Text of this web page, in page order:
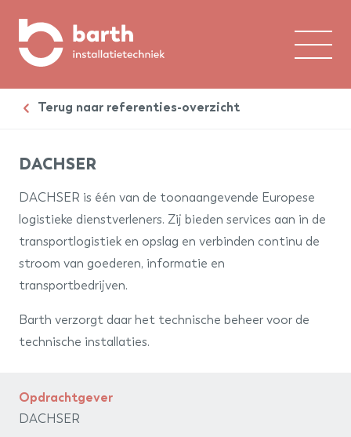
Home
Branches
Referenties
Werken bij
installatiegroep
Terug naar referenties-overzicht
DACHSER
DACHSER is één van de toonaangevende Europese
logistieke dienstverleners. Zij bieden services aan in de
transportlogistiek en opslag en verbinden continu de
stroom van goederen, informatie en
transportbedrijven.
Barth verzorgt daar het technische beheer voor de
technische installaties.
Opdrachtgever
DACHSER